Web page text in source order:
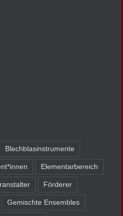
Blechblasinstrumente
Elementarbereich
Förderer
Gemischte Ensembles